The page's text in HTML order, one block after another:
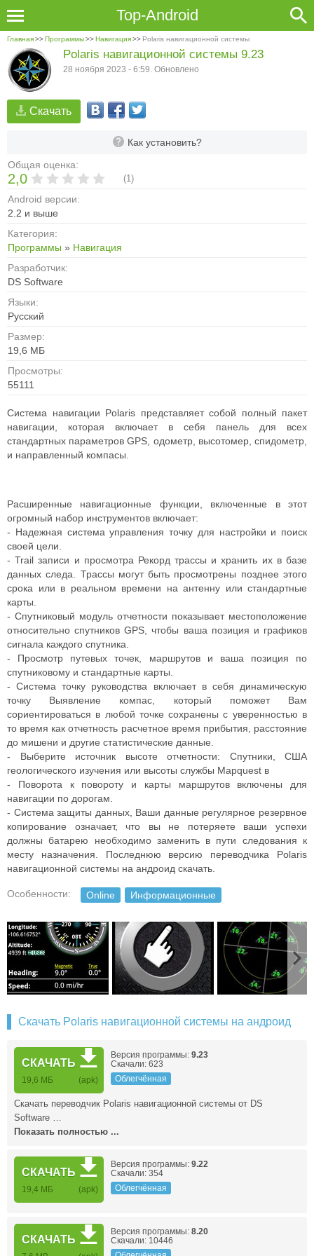
Top-Android
Главная>>Программы>>Навигация>> Polaris навигационной системы
Скачать
Как установить?
Общая оценка:
2,0 (1)
Android версии:
2.2 и выше
Категория:
Программы » Навигация
Разработчик:
DS Software
Языки:
Русский
Размер:
19,6 МБ
Просмотры:
55111
Polaris навигационной системы 9.23
28 ноября 2023 - 6:59. Обновлено
Система навигации Polaris представляет собой полный пакет
навигации, которая включает в себя панель для всех
стандартных параметров GPS, одометр, высотомер, спидометр,
и направленный компасы.
Расширенные навигационные функции, включенные в этот
огромный набор инструментов включает:
- Надежная система управления точку для настройки и поиск
своей цели.
- Trail записи и просмотра Рекорд трассы и хранить их в базе
данных следа. Трассы могут быть просмотрены позднее этого
срока или в реальном времени на антенну или стандартные
карты.
- Спутниковый модуль отчетности показывает местоположение
относительно спутников GPS, чтобы ваша позиция и графиков
сигнала каждого спутника.
- Просмотр путевых точек, маршрутов и ваша позиция по
спутниковому и стандартные карты.
- Система точку руководства включает в себя динамическую
точку Выявление компас, который поможет Вам
сориентироваться в любой точке сохранены с уверенностью в
то время как отчетность расчетное время прибытия, расстояние
до мишени и другие статистические данные.
- Выберите источник высоте отчетности: Спутники, США
геологического изучения или высоты службы Mapquest в
- Поворота к повороту и карты маршрутов включены для
навигации по дорогам.
- Система защиты данных, Ваши данные регулярное резервное
копирование означает, что вы не потеряете ваши успехи
должны батарею необходимо заменить в пути следования к
месту назначения. Последнюю версию переводчика Polaris
навигационной системы на андроид скачать.
Особенности: Online Информационные
Скачать Polaris навигационной системы на андроид
СКАЧАТЬ
19,6 МБ (apk)
Версия программы: 9.23
Скачали: 623
Облегчённая
Скачать переводчик Polaris навигационной системы от DS
Software …
Показать полностью ...
СКАЧАТЬ
19,4 МБ (apk)
Версия программы: 9.22
Скачали: 354
Облегчённая
СКАЧАТЬ
Версия программы: 8.20
Скачали: 10446